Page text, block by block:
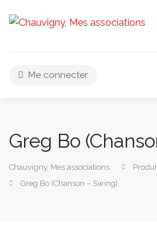
Me connecter
Greg Bo
Chauvigny, Mes associations
Greg Bo (Chanson – Swing)